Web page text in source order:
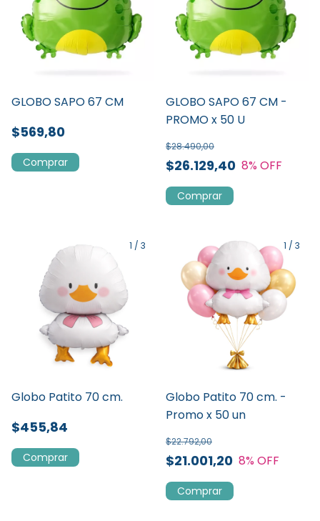
GLOBO SAPO 67 CM
$569,80
GLOBO SAPO 67 CM -
PROMO x 50 U
$26.129,40
$28.490,00
8% OFF
1 / 3
Globo Patito 70 cm.
$455,84
1 / 3
Globo Patito 70 cm. -
Promo x 50 un
$21.001,20
$22.792,00
8% OFF